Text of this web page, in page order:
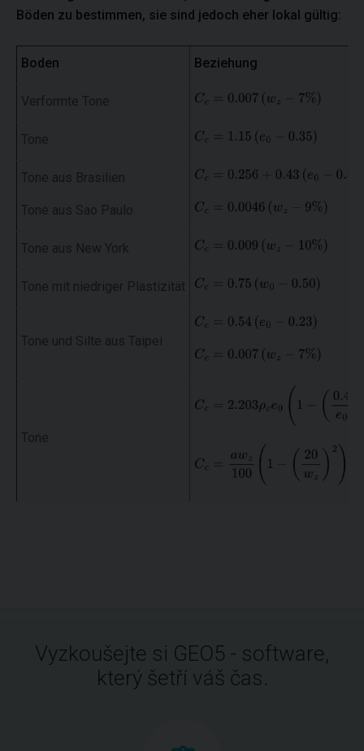
Böden zu bestimmen, sie sind jedoch eher lokal gültig:
Boden Beziehung
Verformte Tone
Tone
Tone aus Brasilien
Tone aus Sao Paulo
Tone aus New York
Tone mit niedriger Plastizität
Tone und Silte aus Taipei
Tone
Vyzkoušejte si GEO5 - software,
který šetří váš čas.